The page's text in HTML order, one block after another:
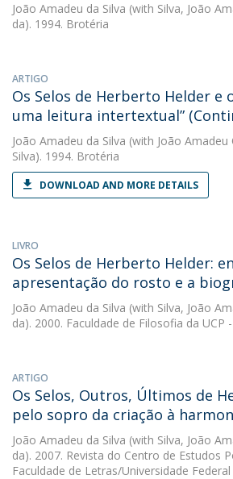
João Amadeu da Silva (with Silva, João
da). 1994. Brotéria
ARTIGO
Os Selos de Herberto Helder e
uma leitura intertextual”
João Amadeu da Silva (with João Amadeu
Silva). 1994. Brotéria
DOWNLOAD AND MORE DETAILS
LIVRO
Os Selos de Herberto Helder:
apresentação do rosto e a
João Amadeu da Silva (with Silva, João
da). 2000. Faculdade de Filosofia da UCP
ARTIGO
Os Selos, Outros, Últimos de
pelo sopro da criação à
João Amadeu da Silva (with Silva, João
da). 2007. Revista do Centro de Estudos
Faculdade de Letras/Universidade